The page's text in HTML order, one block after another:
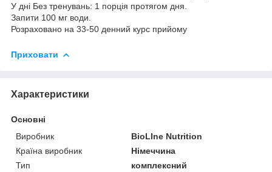
У дні Без тренувань: 1 порція протягом дня.
Запити 100 мг води.
Розраховано на 33-50 денний курс прийому
Приховати
Характеристики
Основні
Виробник
BioLIne Nutrition
Країна виробник
Німеччина
Тип
комплексний